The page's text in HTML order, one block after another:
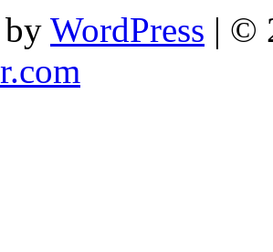
by WordPress | ©